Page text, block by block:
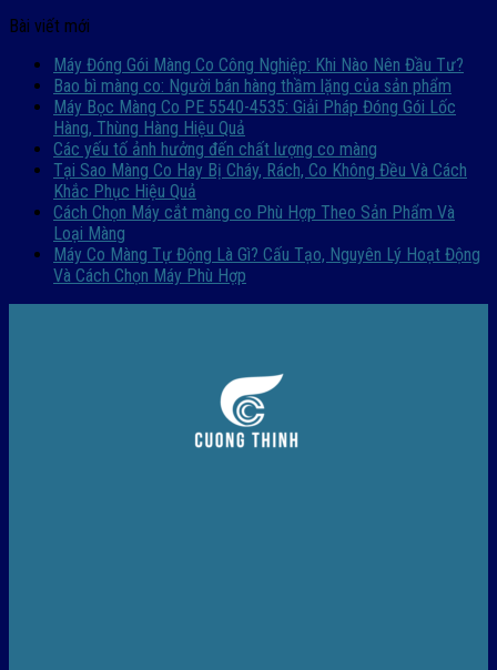
Bài viết mới
Máy Đóng Gói Màng Co Công Nghiệp: Khi Nào Nên Đầu Tư?
Bao bì màng co: Người bán hàng thầm lặng của sản phẩm
Máy Bọc Màng Co PE 5540-4535: Giải Pháp Đóng Gói Lốc
Hàng, Thùng Hàng Hiệu Quả
Các yếu tố ảnh hưởng đến chất lượng co màng
Tại Sao Màng Co Hay Bị Cháy, Rách, Co Không Đều Và Cách
Khắc Phục Hiệu Quả
Cách Chọn Máy cắt màng co Phù Hợp Theo Sản Phẩm Và
Loại Màng
Máy Co Màng Tự Động Là Gì? Cấu Tạo, Nguyên Lý Hoạt Động
Và Cách Chọn Máy Phù Hợp